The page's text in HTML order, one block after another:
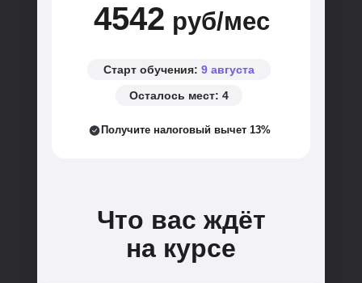
4542 руб/мес
Что вас ждёт
на курсе
Осталось мест: 4
Старт обучения: 9 августа
Получите налоговый вычет 13%